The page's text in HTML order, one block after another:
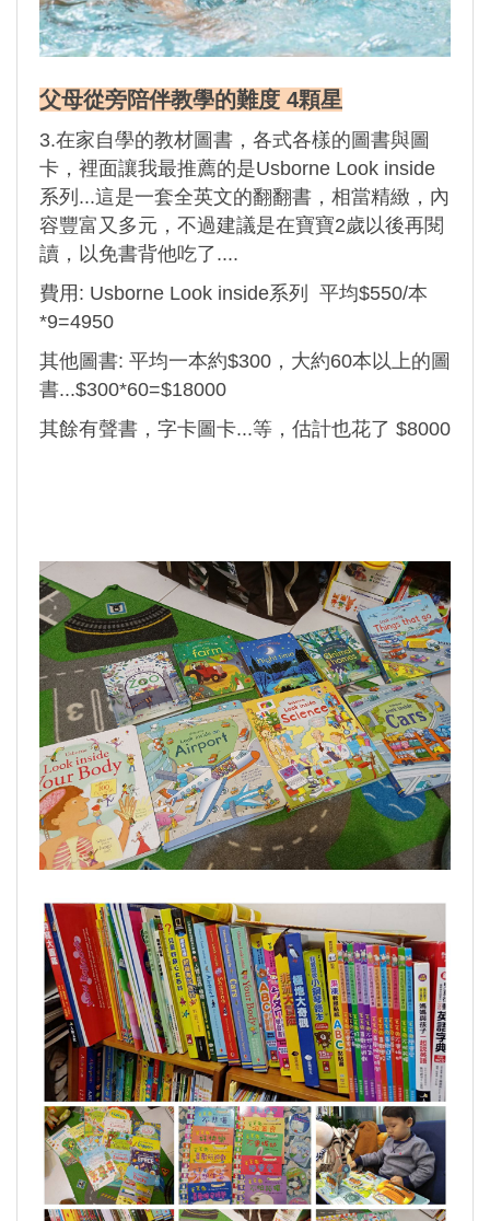
父母從旁陪伴教學的難度 4顆星
3.在家自學的教材圖書，各式各樣的圖書與圖
卡，裡面讓我最推薦的是Usborne Look inside
系列...這是一套全英文的翻翻書，相當精緻，內
容豐富又多元，不過建議是在寶寶2歲以後再閱
讀，以免書背他吃了....
費用: Usborne Look inside系列 平均$550/本
*9=4950
其他圖書: 平均一本約$300，大約60本以上的圖
書...$300*60=$18000
其餘有聲書，字卡圖卡...等，估計也花了 $8000